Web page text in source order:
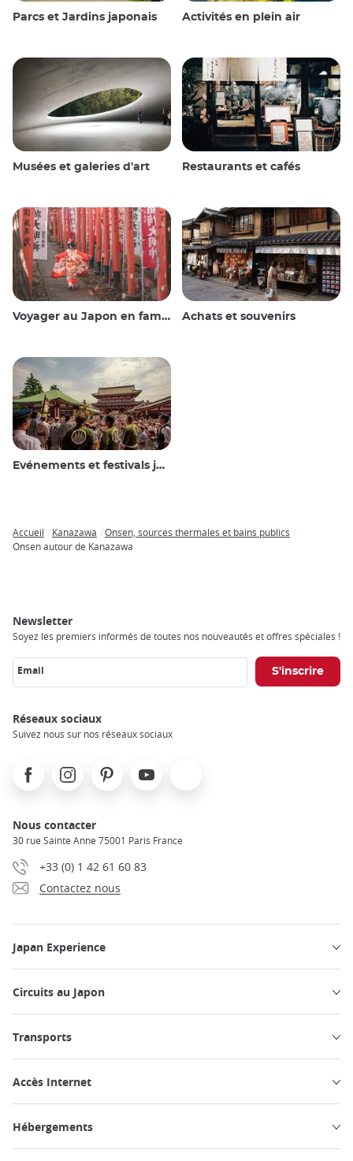
Parcs et Jardins japonais Activités en plein air
Musées et galeries d'art Restaurants et cafés
Voyager au Japon en famille Achats et souvenirs
Evénements et festivals japonais
Breadcrumb
Accueil Kanazawa
Onsen, sources thermales et bains publics
Onsen autour de Kanazawa
Newsletter
Soyez les premiers informés de toutes nos nouveautés et offres spéciales !
Email
Réseaux sociaux
Suivez nous sur nos réseaux sociaux
FacebookInstagramPinterest Youtube
Nous contacter
30 rue Sainte Anne 75001 Paris France
+33 (0) 1 42 61 60 83
Contactez nous
Japan Experience
Circuits au Japon
Transports
Accès Internet
Hébergements